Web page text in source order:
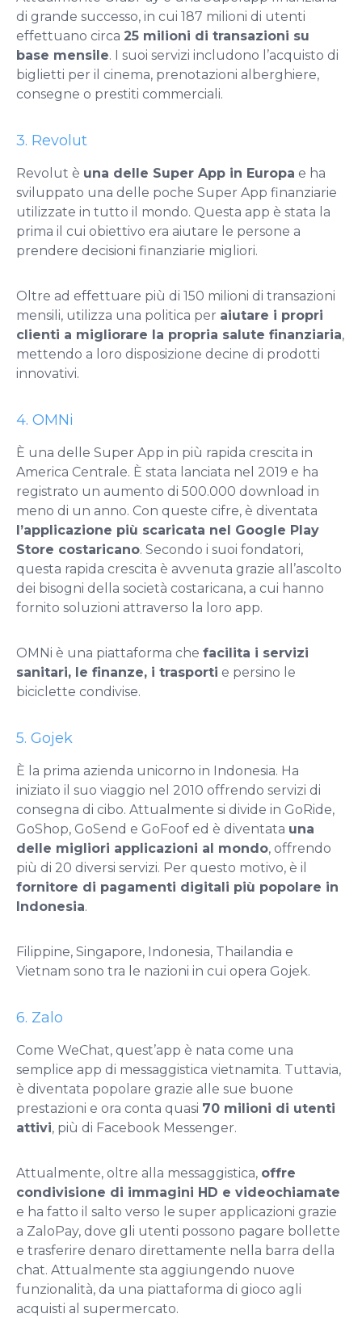
di grande successo, in cui 187 milioni di utenti
effettuano circa 25 milioni di transazioni su
base mensile. I suoi servizi includono l’acquisto di
biglietti per il cinema, prenotazioni alberghiere,
consegne o prestiti commerciali.
3. Revolut
Revolut è una delle Super App in Europa e ha
sviluppato una delle poche Super App finanziarie
utilizzate in tutto il mondo. Questa app è stata la
prima il cui obiettivo era aiutare le persone a
prendere decisioni finanziarie migliori.
Oltre ad effettuare più di 150 milioni di transazioni
mensili, utilizza una politica per aiutare i propri
clienti a migliorare la propria salute finanziaria,
mettendo a loro disposizione decine di prodotti
innovativi.
4. OMNi
È una delle Super App in più rapida crescita in
America Centrale. È stata lanciata nel 2019 e ha
registrato un aumento di 500.000 download in
meno di un anno. Con queste cifre, è diventata
l’applicazione più scaricata nel Google Play
Store costaricano. Secondo i suoi fondatori,
questa rapida crescita è avvenuta grazie all’ascolto
dei bisogni della società costaricana, a cui hanno
fornito soluzioni attraverso la loro app.
OMNi è una piattaforma che facilita i servizi
sanitari, le finanze, i trasporti e persino le
biciclette condivise.
5. Gojek
È la prima azienda unicorno in Indonesia. Ha
iniziato il suo viaggio nel 2010 offrendo servizi di
consegna di cibo. Attualmente si divide in GoRide,
GoShop, GoSend e GoFoof ed è diventata una
delle migliori applicazioni al mondo, offrendo
più di 20 diversi servizi. Per questo motivo, è il
fornitore di pagamenti digitali più popolare in
Indonesia.
Filippine, Singapore, Indonesia, Thailandia e
Vietnam sono tra le nazioni in cui opera Gojek.
6. Zalo
Come WeChat, quest’app è nata come una
semplice app di messaggistica vietnamita. Tuttavia,
è diventata popolare grazie alle sue buone
prestazioni e ora conta quasi 70 milioni di utenti
attivi, più di Facebook Messenger.
Attualmente, oltre alla messaggistica, offre
condivisione di immagini HD e videochiamate
e ha fatto il salto verso le super applicazioni grazie
a ZaloPay, dove gli utenti possono pagare bollette
e trasferire denaro direttamente nella barra della
chat. Attualmente sta aggiungendo nuove
funzionalità, da una piattaforma di gioco agli
acquisti al supermercato.